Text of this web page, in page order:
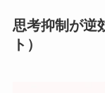
思考抑制が逆
ト）